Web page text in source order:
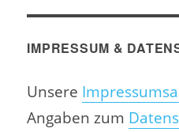
IMPRESSUM &
Unsere
Angaben zum